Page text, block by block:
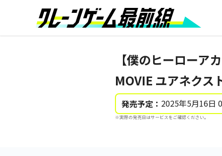
【僕のヒーローア
MOVIE ユアネク
発売予定： 2025年5月16日
※実際の発売日はサービスをご確認ください。